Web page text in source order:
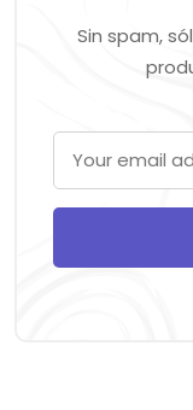
Sin spam,